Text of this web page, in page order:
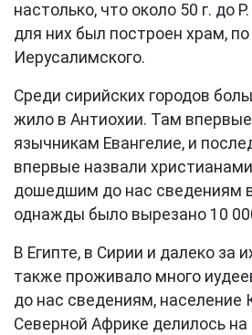
настолько, что около 50 г. до
для них был построен храм, по
Иерусалимского.
Среди сирийских городов
жило в Антиохии. Там
язычникам Евангелие, и
впервые назвали
дошедшим до нас сведениям
однажды было вырезано 10
В Египте, в Сирии и далеко за
также проживало много
до нас сведениям, население
Северной Африке делилось